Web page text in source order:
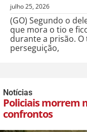
julho 25, 2026
(GO) Segundo o
que mora o tio e
durante a prisão.
perseguição,
Notícias
Policiais morrem
confrontos